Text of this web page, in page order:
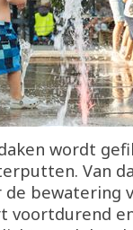
wordt
Van
bewatering
voortdurend